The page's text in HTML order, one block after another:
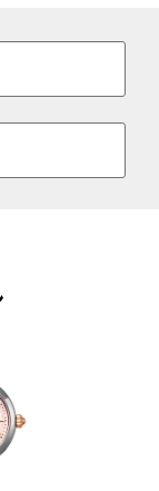
1年以内にMY
保証5年間)